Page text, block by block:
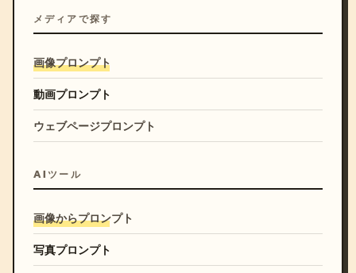
メディアで探す
画像プロンプト
動画プロンプト
ウェブページプロンプト
AIツール
画像からプロンプト
写真プロンプト